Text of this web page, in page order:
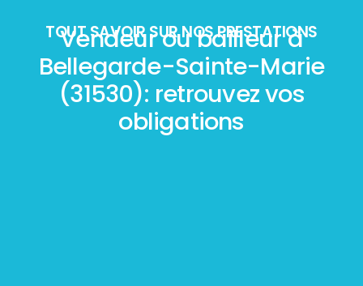
TOUT SAVOIR SUR NOS PRESTATIONS
Vendeur ou bailleur à
Bellegarde-Sainte-Marie
(31530): retrouvez vos
obligations